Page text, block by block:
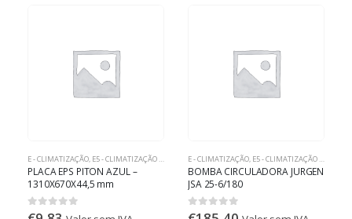
E - CLIMATIZAÇÃO, E5 - CLIMATIZAÇÃO RADIANTE
PLACA EPS PITON AZUL –
1310X670X44,5 mm
0out of 5
E - CLIMATIZAÇÃO, E5 - CLIMATIZAÇÃO RADIANTE
BOMBA CIRCULADORA JURGEN
JSA 25-6/180
0out of 5